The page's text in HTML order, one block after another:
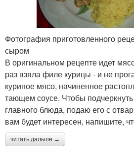
Фотография приготовленного
сыром
В оригинальном рецепте идет
раз взяла филе курицы - и не
куриное мясо, начиненное
тающем соусе. Чтобы
главного блюда, подаю его с
вам будет интересен, напишите,
читать дальше →